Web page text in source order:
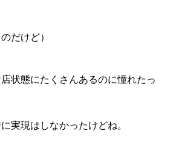
だけど）
状態にたくさんあるのに憧れたっ
実現はしなかったけどね。